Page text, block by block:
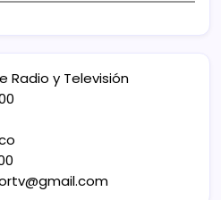
Radio y Televisión